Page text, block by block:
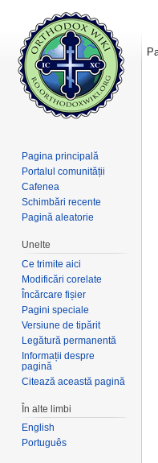
Pagina principală
Portalul comunității
Cafenea
Schimbări recente
Pagină aleatorie
Unelte
Ce trimite aici
Modificări corelate
Încărcare fișier
Pagini speciale
Versiune de tipărit
Legătură permanentă
Informații despre
pagină
Citează această pagină
În alte limbi
English
Português